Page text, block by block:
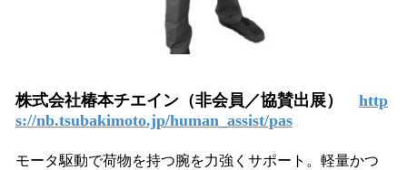
株式会社椿本チエイン（非会員／協賛出展） http
s://nb.tsubakimoto.jp/human_assist/pas
モータ駆動で荷物を持つ腕を力強くサポート。軽量かつ